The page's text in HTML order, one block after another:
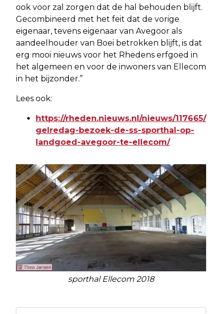
ook voor zal zorgen dat de hal behouden blijft.
Gecombineerd met het feit dat de vorige
eigenaar, tevens eigenaar van Avegoor als
aandeelhouder van Boei betrokken blijft, is dat
erg mooi nieuws voor het Rhedens erfgoed in
het algemeen en voor de inwoners van Ellecom
in het bijzonder.”
Lees ook:
https://rheden.nieuws.nl/nieuws/117665/
gelredag-bezoek-de-ss-sporthal-op-
landgoed-avegoor-te-ellecom/
sporthal Ellecom 2018